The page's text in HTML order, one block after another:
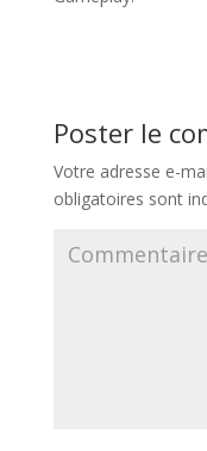
Poster le
Votre adresse e-
obligatoires sont